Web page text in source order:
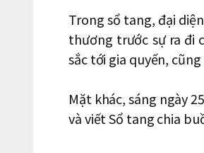
Trong sổ tang, đại
thương trước sự ra đi
sắc tới gia quyến,
Mặt khác, sáng ngày
và viết Sổ tang chia